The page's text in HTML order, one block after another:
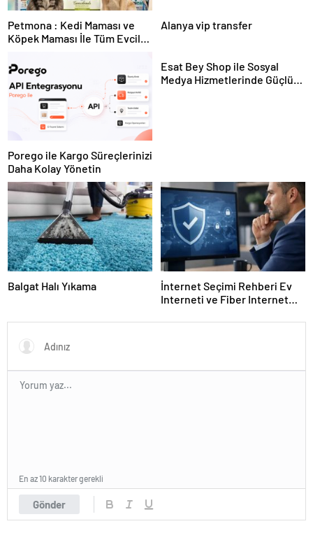
Petmona : Kedi Maması ve
Köpek Maması İle Tüm Evcil
Alanya vip transfer
Porego ile Kargo Süreçlerinizi
Daha Kolay Yönetin
Esat Bey Shop ile Sosyal
Medya Hizmetlerinde Güçlü
Balgat Halı Yıkama
İnternet Seçimi Rehberi Ev
Interneti ve Fiber Internet
Gönder
En az 10 karakter gerekli